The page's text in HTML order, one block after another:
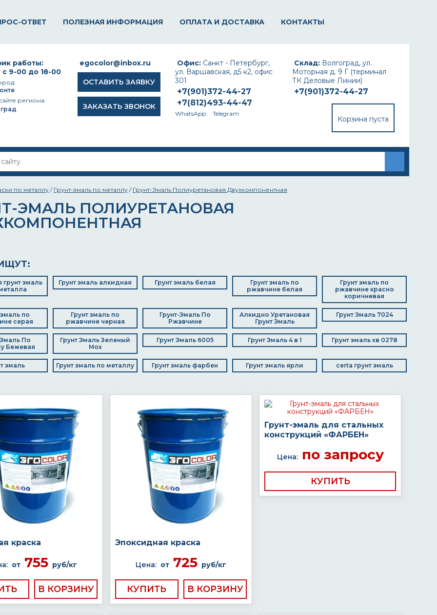
ОТВЕТ ПОЛЕЗНАЯ ИНФОРМАЦИЯ ОПЛАТА И ДОСТАВКА КОНТАКТЫ
Склад: Волгоград, ул.
Моторная д. 9 Г (терминал
ТК Деловые Линии)
+7(901)372-44-27
Корзина пуста
Офис: Санкт - Петербург,
ул. Варшавская, д5 к2, офис
301
+7(901)372-44-27
+7(812)493-44-47
WhatsApp Telegram
egocolor@inbox.ru
ОСТАВИТЬ ЗАЯВКУ
ЗАКАЗАТЬ ЗВОНОК
работы:
с 9-00 до 18-00
региона:
по металлу / Грунт-эмаль по металлу / Грунт-Эмаль Полиуретановая Двухкомпонентная
ЭМАЛЬ ПОЛИУРЕТАНОВАЯ
эмаль
Грунт эмаль алкидная Грунт эмаль белая
Грунт эмаль по
ржавчине белая
Грунт эмаль по
ржавчине красно
коричневая
эмаль по
серая
Грунт эмаль по
ржавчине черная
Грунт-Эмаль По
Ржавчине
Алкидно Уретановая
Грунт Эмаль
Грунт Эмаль 7024
Эмаль По
Бежевая
Грунт Эмаль Зеленый
Мох
Грунт Эмаль 6005 Грунт Эмаль 4 в 1 Грунт эмаль хв 0278
эмаль Грунт эмаль по металлу Грунт эмаль фарбен Грунт эмаль ярли certa грунт эмаль
краска
от755 руб/кг
Эпоксидная краска
Цена: от 725 руб/кг
КУПИТЬ
Грунт-эмаль для стальных
конструкций «ФАРБЕН»
Цена:по запросу
КУПИТЬ